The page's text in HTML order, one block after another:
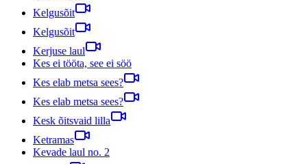
Kelgusõit
Kelgusõit
Kerjuse laul
Kes ei tööta, see ei söö
Kes elab metsa sees?
Kes elab metsa sees?
Kesk õitsvaid lilla
Ketramas
Kevade laul no. 2